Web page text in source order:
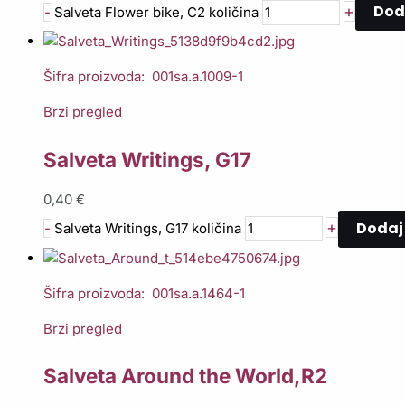
- Salveta Flower bike, C2 količina +
Šifra proizvoda: 001sa.a.1009-1
Brzi pregled
Salveta Writings, G17
0,40 €
- Salveta Writings, G17 količina +
Šifra proizvoda: 001sa.a.1464-1
Brzi pregled
Salveta Around the World,R2